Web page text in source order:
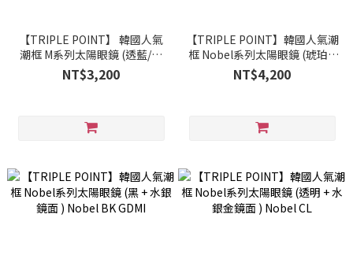
【TRIPLE POINT】 韓國人氣
潮框 M系列太陽眼鏡 (透藍/透
橘 + 水銀鏡面) M LBL BLMI
NT$3,200
【TRIPLE POINT】韓國人氣潮
框 Nobel系列太陽眼鏡 (琥珀 +
水銀鏡面 ) Nobel AM
NT$4,200